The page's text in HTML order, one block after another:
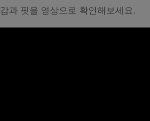
과 핏을 영상으로 확인해보세요.